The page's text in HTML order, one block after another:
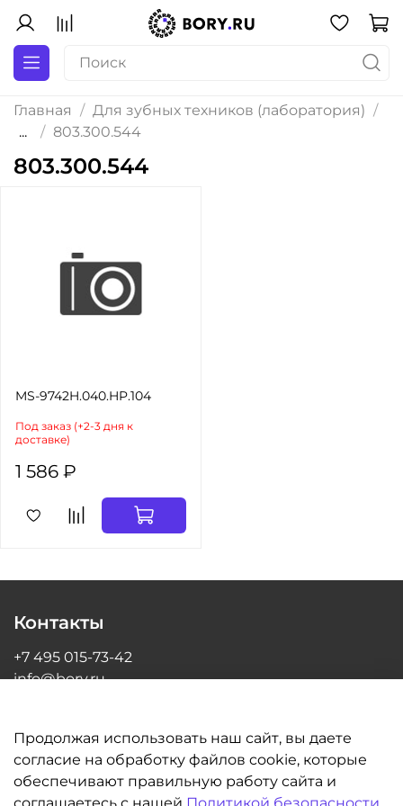
Главная
Для зубных техников (лаборатория)
...
803.300.544
803.300.544
MS-9742H.040.HP.104
Под заказ (+2-3 дня к
доставке)
1 586 ₽
Информация
Контакты
+7 495 015-73-42
info@bory.ru
Продолжая использовать наш сайт, вы даете
согласие на обработку файлов cookie, которые
обеспечивают правильную работу сайта и